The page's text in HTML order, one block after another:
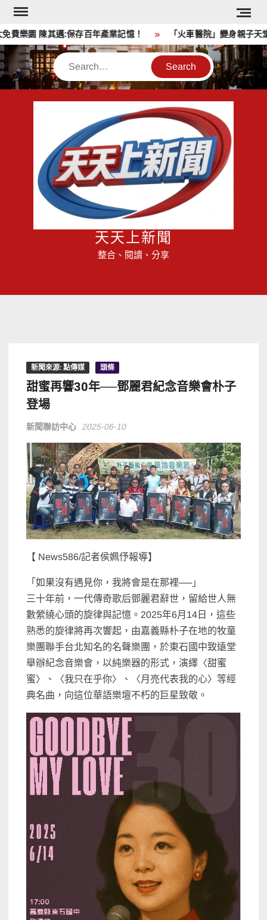
Skip
content
樂園 陳其邁:保存百年產業記憶！ 「火車醫院」變身親子天堂
Search
天天上新聞
整合、閱讀、分享
新聞來源: 點傳媒 頭條
甜蜜再響30年──鄧麗君紀念音樂會朴子
登場
新聞聯訪中心 2025-06-10
【 News586/記者侯姵伃報導】
「如果沒有遇見你，我將會是在那裡──」
三十年前，一代傳奇歌后鄧麗君辭世，留給世人無
數縈繞心頭的旋律與記憶。2025年6月14日，這些
熟悉的旋律將再次響起，由嘉義縣朴子在地的牧童
樂團聯手台北知名的名聲樂團，於東石國中致遠堂
舉辦紀念音樂會，以純樂器的形式，演繹〈甜蜜
蜜〉、〈我只在乎你〉、〈月亮代表我的心〉等經
典名曲，向這位華語樂壇不朽的巨星致敬。